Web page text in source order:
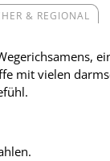
& REGIONAL
mit vielen